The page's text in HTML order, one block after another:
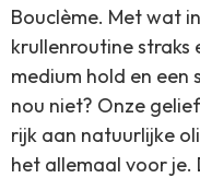
Bouclème. Met wat
krullenroutine straks
medium hold en een
nou niet? Onze
rijk aan natuurlijke
het allemaal voor je.